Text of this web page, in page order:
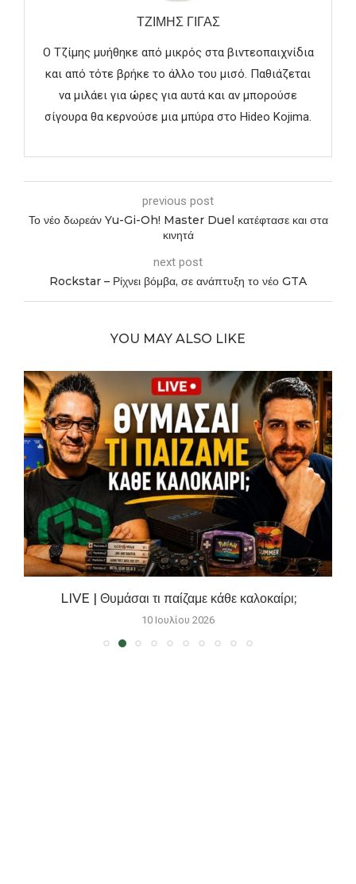
ΤΖΊΜΗΣ ΓΊΓΑΣ
Ο Τζίμης μυήθηκε από μικρός στα βιντεοπαιχνίδια
και από τότε βρήκε το άλλο του μισό. Παθιάζεται
να μιλάει για ώρες για αυτά και αν μπορούσε
σίγουρα θα κερνούσε μια μπύρα στο Hideo Kojima.
previous post
Το νέο δωρεάν Yu-Gi-Oh! Master Duel κατέφτασε και στα
κινητά
next post
Rockstar – Ρίχνει βόμβα, σε ανάπτυξη το νέο GTA
YOU MAY ALSO LIKE
LIVE | Θυμάσαι τι παίζαμε κάθε καλοκαίρι;
10 Ιουλίου 2026